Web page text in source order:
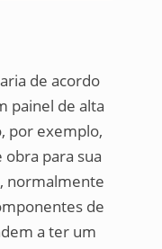
de acordo
painel de alta
por exemplo,
para sua
normalmente
de
a ter um